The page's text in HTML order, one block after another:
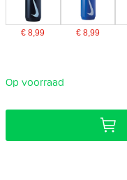
€ 8,99 € 8,99
Op voorraad